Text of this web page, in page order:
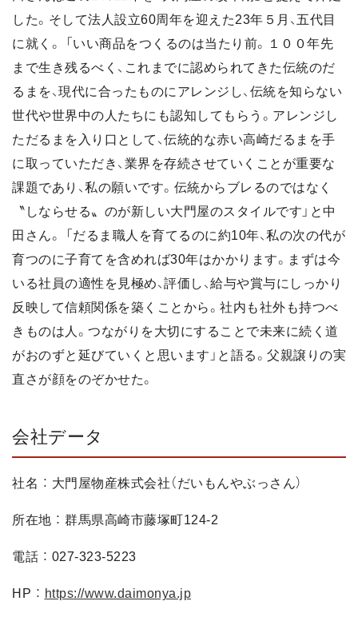
した。そして法人設立60周年を迎えた23年５月、五代目
に就く。 「いい商品をつくるのは当たり前。１００年先
まで生き残るべく、これまでに認められてきた伝統のだ
るまを、現代に合ったものにアレンジし、伝統を知らない
世代や世界中の人たちにも認知してもらう。アレンジし
ただるまを入り口として、伝統的な赤い高崎だるまを手
に取っていただき、業界を存続させていくことが重要な
課題であり、私の願いです。伝統からブレるのではなく
〝しならせる〟のが新しい大門屋のスタイルです」と中
田さん。 「だるま職人を育てるのに約10年、私の次の代が
育つのに子育てを含めれば30年はかかります。まずは今
いる社員の適性を見極め、評価し、給与や賞与にしっかり
反映して信頼関係を築くことから。社内も社外も持つべ
きものは人。つながりを大切にすることで未来に続く道
がおのずと延びていくと思います」と語る。父親譲りの実
直さが顔をのぞかせた。
会社データ
社名 ： 大門屋物産株式会社（だいもんやぶっさん）
所在地 ： 群馬県高崎市藤塚町124-2
電話 ： 027-323-5223
HP ： https://www.daimonya.jp